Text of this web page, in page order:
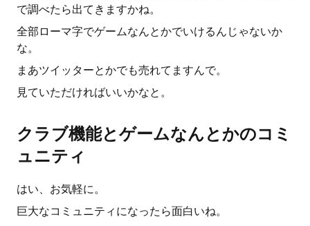
で調べたら出てきますかね。
全部ローマ字でゲームなんとかでいけるんじゃないか
な。
まあツイッターとかでも売れてますんで。
見ていただければいいかなと。
クラブ機能とゲームなんとかのコミ
ュニティ
はい、お気軽に。
巨大なコミュニティになったら面白いね。